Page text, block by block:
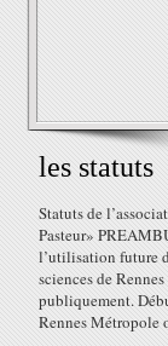
les statuts
Statuts de
Pasteur»
l’utilisation future
sciences de
publiquement.
Rennes Métropole